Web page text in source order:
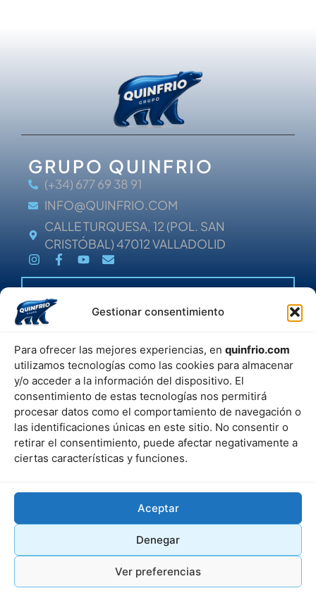
Gestionar consentimiento
Para ofrecer las mejores experiencias, en quinfrio.com
utilizamos tecnologías como las cookies para almacenar
y/o acceder a la información del dispositivo. El
consentimiento de estas tecnologías nos permitirá
procesar datos como el comportamiento de navegación o
las identificaciones únicas en este sitio. No consentir o
retirar el consentimiento, puede afectar negativamente a
ciertas características y funciones.
Aceptar
Denegar
Ver preferencias
GRUPO QUINFRIO
(+34) 677 69 38 91
INFO@QUINFRIO.COM
CALLE TURQUESA, 12 (POL. SAN
CRISTÓBAL) 47012 VALLADOLID
HELP
POLÍTICA DE PRIVACIDAD
¿NO ENCUENTRAS ALGO?
PRUEBA CON NUESTRO
BUSCADOR
© 2025 CREADO PORBYCDIGITAL.COM